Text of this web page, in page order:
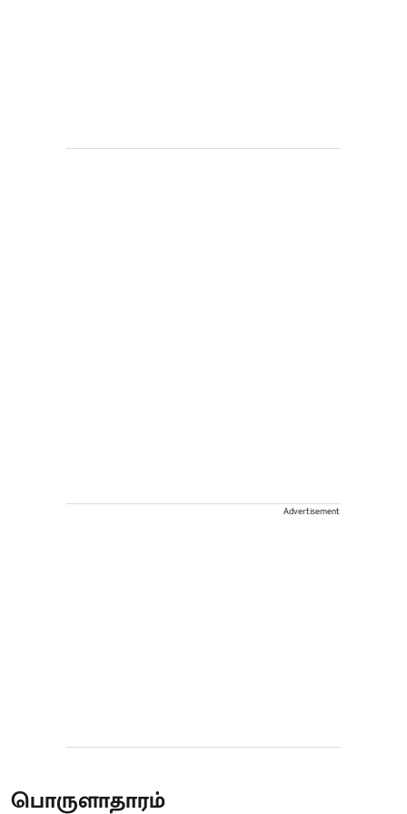
Advertisement
பொருளாதாரம்